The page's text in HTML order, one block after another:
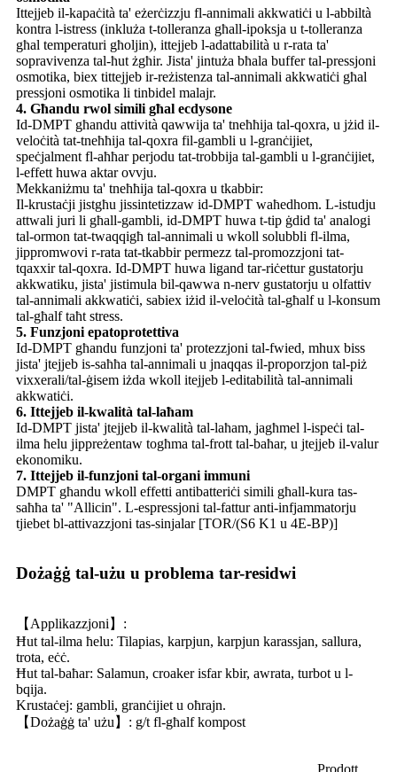
Ittejjeb il-kapaċità ta' eżerċizzju fl-annimali akkwatiċi u l-abbiltà
kontra l-istress (inkluża t-tolleranza għall-ipoksja u t-tolleranza
għal temperaturi għoljin), ittejjeb l-adattabilità u r-rata ta'
sopravivenza tal-ħut żgħir. Jista' jintuża bħala buffer tal-pressjoni
osmotika, biex tittejjeb ir-reżistenza tal-annimali akkwatiċi għal
pressjoni osmotika li tinbidel malajr.
4. Għandu rwol simili għal ecdysone
Id-DMPT għandu attività qawwija ta' tneħħija tal-qoxra, u jżid il-
veloċità tat-tneħħija tal-qoxra fil-gambli u l-granċijiet,
speċjalment fl-aħħar perjodu tat-trobbija tal-gambli u l-granċijiet,
l-effett huwa aktar ovvju.
Mekkaniżmu ta' tneħħija tal-qoxra u tkabbir:
Il-krustaċji jistgħu jissintetizzaw id-DMPT waħedhom. L-istudju
attwali juri li għall-gambli, id-DMPT huwa t-tip ġdid ta' analogi
tal-ormon tat-twaqqigħ tal-annimali u wkoll solubbli fl-ilma,
jippromwovi r-rata tat-tkabbir permezz tal-promozzjoni tat-
tqaxxir tal-qoxra. Id-DMPT huwa ligand tar-riċettur gustatorju
akkwatiku, jista' jistimula bil-qawwa n-nerv gustatorju u olfattiv
tal-annimali akkwatiċi, sabiex iżid il-veloċità tal-għalf u l-konsum
tal-għalf taħt stress.
5. Funzjoni epatoprotettiva
Id-DMPT għandu funzjoni ta' protezzjoni tal-fwied, mhux biss
jista' jtejjeb is-saħħa tal-annimali u jnaqqas il-proporzjon tal-piż
vixxerali/tal-ġisem iżda wkoll itejjeb l-editabilità tal-annimali
akkwatiċi.
6. Ittejjeb il-kwalità tal-laħam
Id-DMPT jista' jtejjeb il-kwalità tal-laħam, jagħmel l-ispeċi tal-
ilma ħelu jippreżentaw togħma tal-frott tal-baħar, u jtejjeb il-valur
ekonomiku.
7. Ittejjeb il-funzjoni tal-organi immuni
DMPT għandu wkoll effetti antibatteriċi simili għall-kura tas-
saħħa ta' "Allicin". L-espressjoni tal-fattur anti-infjammatorju
tjiebet bl-attivazzjoni tas-sinjalar [TOR/(S6 K1 u 4E-BP)]
Dożaġġ tal-użu u problema tar-residwi
【Applikazzjoni】:
Ħut tal-ilma ħelu: Tilapias, karpjun, karpjun karassjan, sallura,
trota, eċċ.
Ħut tal-baħar: Salamun, croaker isfar kbir, awrata, turbot u l-
bqija.
Krustaċej: gambli, granċijiet u oħrajn.
【Dożaġġ ta' użu】: g/t fl-għalf kompost
Prodott